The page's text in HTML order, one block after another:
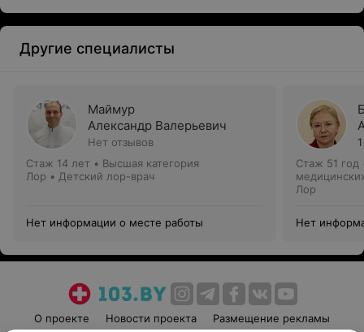
Другие специалисты
Маймур
Александр Валерьевич
Нет отзывов
Стаж 14 лет • Высшая категория
Лор • Детский лор-врач
Нет информации о месте работы
Стаж 51 год
Лор
Нет
О проекте Новости проекта Размещение рекламы